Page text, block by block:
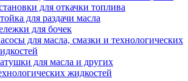
для откачки топлива
для раздачи масла
для бочек
для масла, смазки и технологических
для масла и других
жидкостей